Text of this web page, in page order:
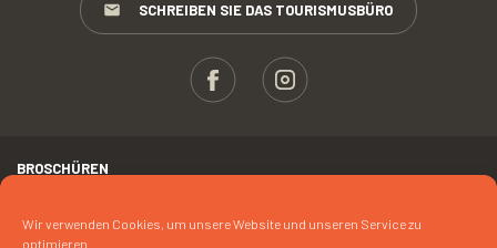
Wir verwenden Cookies, um unsere Website und unseren Service zu
optimieren.
SCHREIBEN SIE DAS TOURISMUSBÜRO
BROSCHÜREN